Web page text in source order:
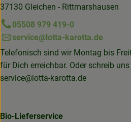
37130 Gleichen - Rittmarshausen
05508 979 419-0
service@lotta-karotta.de
Telefonisch sind wir Montag bis
für Dich erreichbar. Oder schreib
service@lotta-karotta.de
Bio-Lieferservice